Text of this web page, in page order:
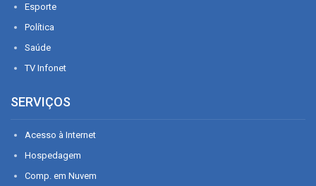
Esporte
Política
Saúde
TV Infonet
SERVIÇOS
Acesso à Internet
Hospedagem
Comp. em Nuvem